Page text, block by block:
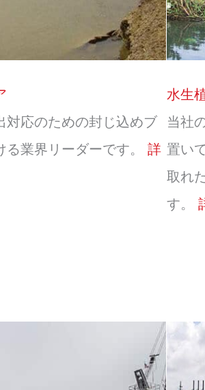
対応のための封じ込めブ
る業界リーダーです。詳
水生
当社
置い
取れ
す。